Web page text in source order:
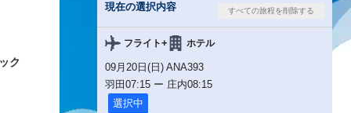
ク
現在の選択内容
フライト+ ホテル
09月20日(日) ANA393
羽田 07:15 ー 庄内08:15
選択中